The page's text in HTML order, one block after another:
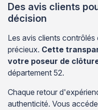
Des avis clients
décision
Les avis clients
précieux. Cette
votre poseur de
département 52.
Chaque retour
authenticité. Vous